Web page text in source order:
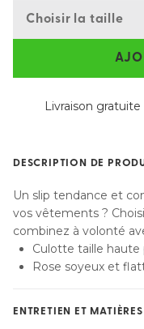
Choisir la taille
Livraison
DESCRIPTION DE
Un slip tendance et
vos vêtements ?
combinez à volonté
Culotte taille haute
Rose soyeux et
ENTRETIEN ET MATIÈRES